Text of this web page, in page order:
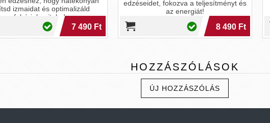
izmaidat és optimalizáld
fehérjebeviteled.
7 490 Ft
edzéseidet, fokozva a teljesítményt és
az energiát!
8 490 Ft
HOZZÁSZÓLÁSOK
ÚJ HOZZÁSZÓLÁS